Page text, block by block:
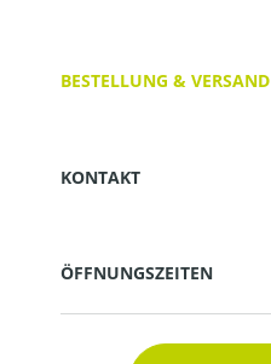
BESTELLUNG & VERSAND
KONTAKT
ÖFFNUNGSZEITEN